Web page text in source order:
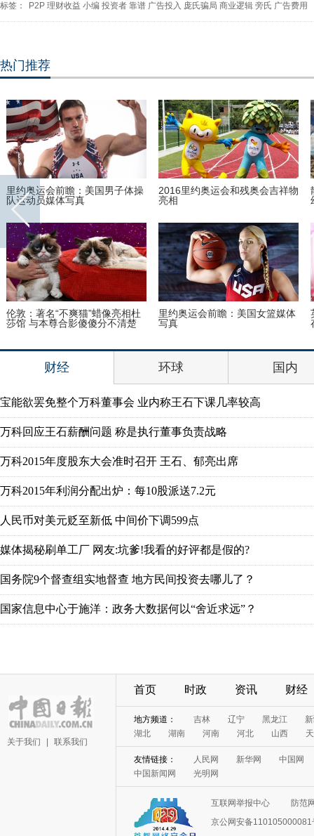
标签： P2P 理财收益 小编 投资者 靠谱 广告投入 庞氏骗局 商业逻辑 旁氏 广告费用
热门推荐
里约奥运会前瞻：美国男子体操
队运动员媒体写真
2016里约奥运会和残奥会吉祥物
亮相
伦敦：著名“不爽猫”蜡像亮相杜
莎馆 与本尊合影傻傻分不清楚
里约奥运会前瞻：美国女篮媒体
写真
财经 环球 国内
宝能欲罢免整个万科董事会 业内称王石下课几率较高
万科回应王石薪酬问题 称是执行董事负责战略
万科2015年度股东大会准时召开 王石、郁亮出席
万科2015年利润分配出炉：每10股派送7.2元
人民币对美元贬至新低 中间价下调599点
媒体揭秘刷单工厂 网友:坑爹!我看的好评都是假的?
国务院9个督查组实地督查 地方民间投资去哪儿了？
国家信息中心于施洋：政务大数据何以“舍近求远”？
关于我们 联系我们
首页 时政 资讯 财经
地方频道： 吉林 辽宁 黑龙江
湖北
湖南 河南 河北 山西
友情链接： 人民网 新华网
中国网
中国新闻网
光明网
互联网举报中心
防范
京公网安备110105000081